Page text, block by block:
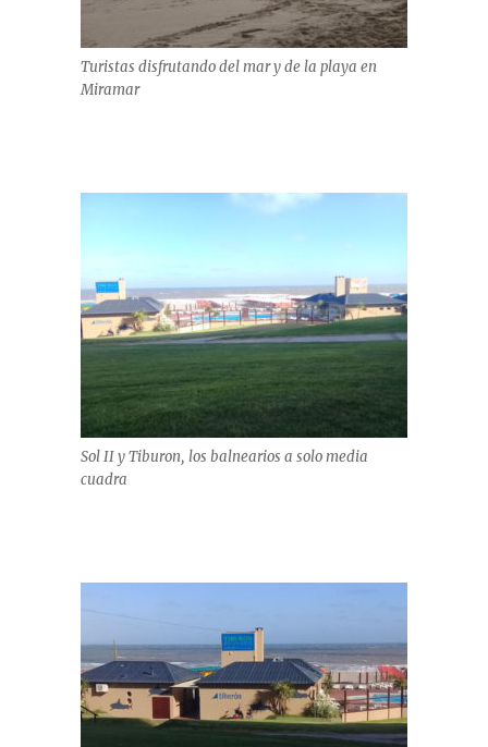
Turistas disfrutando del mar y de la playa en
Miramar
Sol II y Tiburon, los balnearios a solo media
cuadra